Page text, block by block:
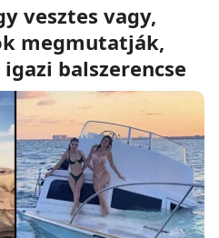
vesztes vagy,
megmutatják,
balszerencse